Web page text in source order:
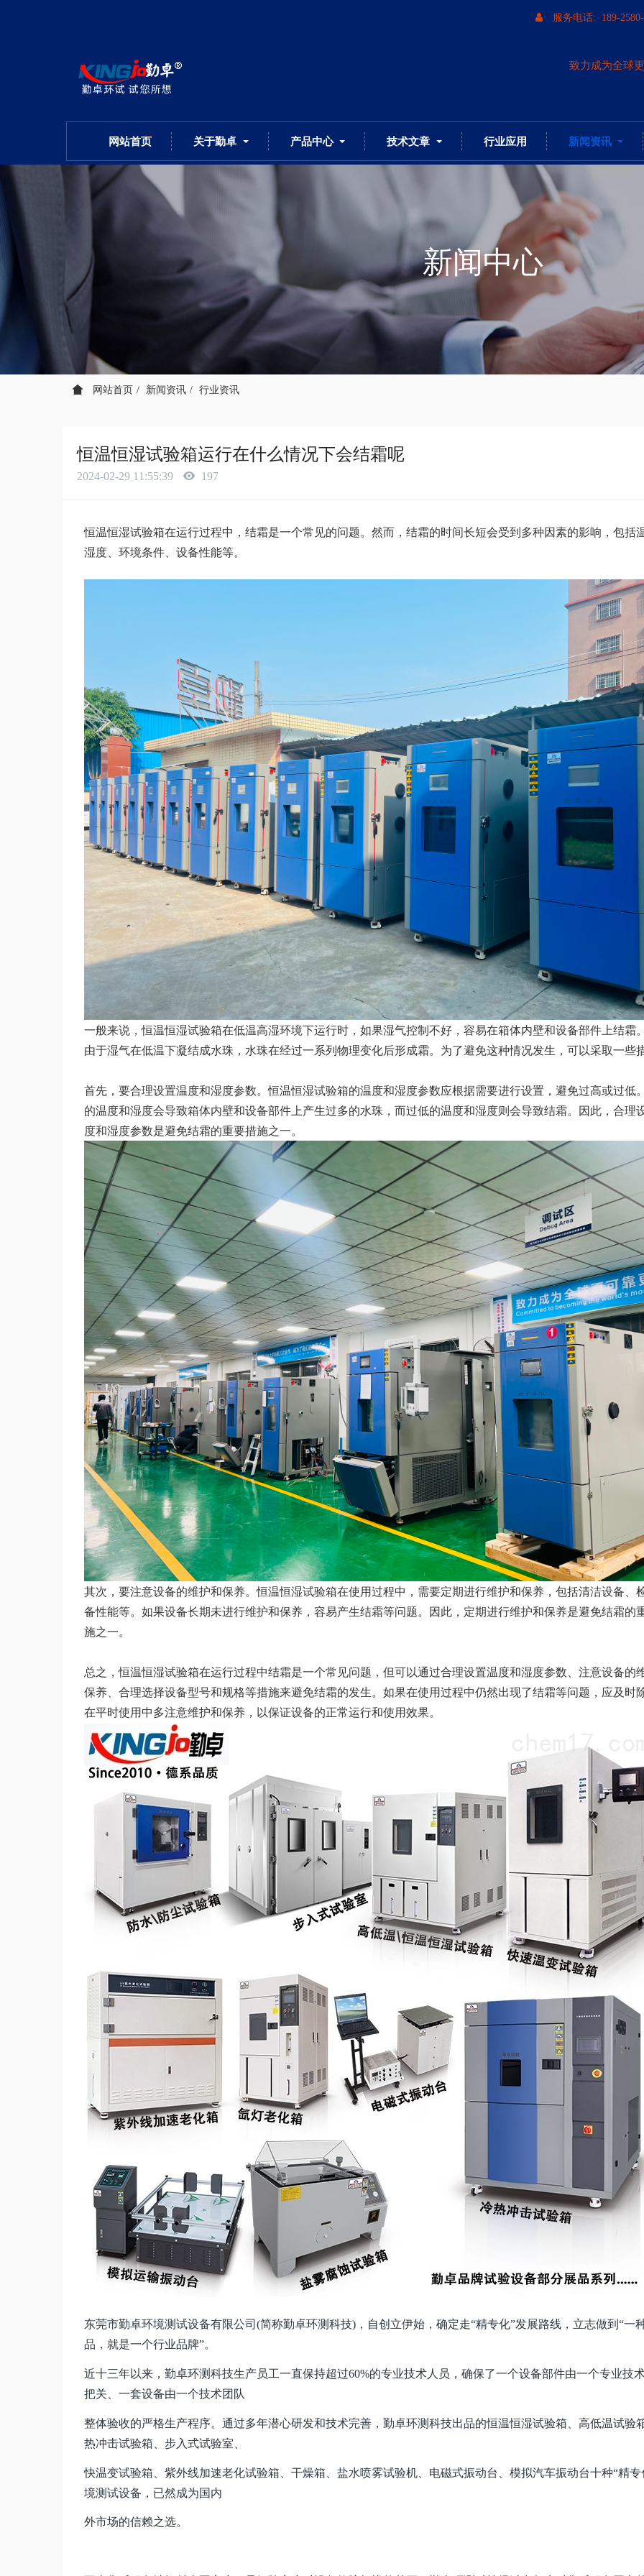
服务电话: 189-
致力成为全球
网站首页 关于勤卓 产品中心 技术文章 行业应用 新闻资讯
新闻中心
网站首页 新闻资讯 行业资讯
恒温恒湿试验箱运行在什么情况下会结霜呢
2024-02-29 11:55:39 197
恒温恒湿试验箱在运行过程中，结霜是一个常见的问题。然而，结霜的时间长短会受到多种因素的影响，包括
湿度、环境条件、设备性能等。
一般来说，恒温恒湿试验箱在低温高湿环境下运行时，如果湿气控制不好，容易在箱体内壁和设备部件上结霜
由于湿气在低温下凝结成水珠，水珠在经过一系列物理变化后形成霜。为了避免这种情况发生，可以采取一些
首先，要合理设置温度和湿度参数。恒温恒湿试验箱的温度和湿度参数应根据需要进行设置，避免过高或过低
的温度和湿度会导致箱体内壁和设备部件上产生过多的水珠，而过低的温度和湿度则会导致结霜。因此，合理
度和湿度参数是避免结霜的重要措施之一。
其次，要注意设备的维护和保养。恒温恒湿试验箱在使用过程中，需要定期进行维护和保养，包括清洁设备、
备性能等。如果设备长期未进行维护和保养，容易产生结霜等问题。因此，定期进行维护和保养是避免结霜的
施之一。
总之，恒温恒湿试验箱在运行过程中结霜是一个常见问题，但可以通过合理设置温度和湿度参数、注意设备的
保养、合理选择设备型号和规格等措施来避免结霜的发生。如果在使用过程中仍然出现了结霜等问题，应及时
在平时使用中多注意维护和保养，以保证设备的正常运行和使用效果。
东莞市勤卓环境测试设备有限公司(简称勤卓环测科技)，自创立伊始，确定走“精专化”发展路线，立志做到“一
品，就是一个行业品牌”。
近十三年以来，勤卓环测科技生产员工一直保持超过60%的专业技术人员，确保了一个设备部件由一个专业技
把关、一套设备由一个技术团队
整体验收的严格生产程序。通过多年潜心研发和技术完善，勤卓环测科技出品的恒温恒湿试验箱、高低温试验
热冲击试验箱、步入式试验室、
快温变试验箱、紫外线加速老化试验箱、干燥箱、盐水喷雾试验机、电磁式振动台、模拟汽车振动台十种“精专
境测试设备，已然成为国内
外市场的信赖之选。